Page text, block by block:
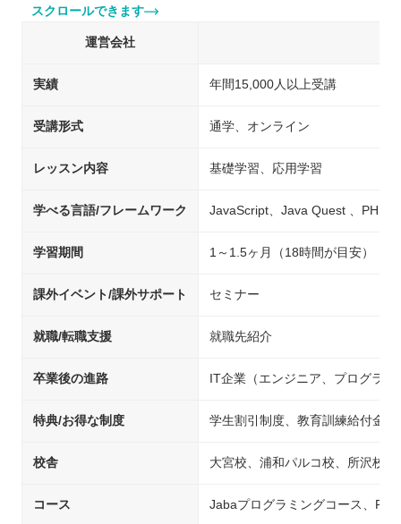
スクロールできます
運営会社
実績 年間15,000人以上受講
受講形式 通学、オンライン
レッスン内容 基礎学習、応用学習
学べる言語/フレームワーク JavaScript、Java Quest 、PHP
学習期間 1～1.5ヶ月（18時間が目安）
課外イベント/課外サポート セミナー
就職/転職支援 就職先紹介
卒業後の進路 IT企業（エンジニア、プログラ
特典/お得な制度 学生割引制度、教育訓練給付金制
校舎 大宮校、浦和パルコ校、所沢校
コース Jabaプログラミングコース、